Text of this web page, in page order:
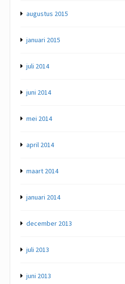
augustus 2015
januari 2015
juli 2014
juni 2014
mei 2014
april 2014
maart 2014
januari 2014
december 2013
juli 2013
juni 2013